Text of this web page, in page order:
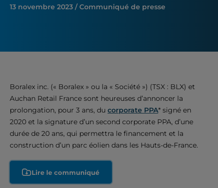
13 novembre 2023 / Communiqué de presse
Boralex inc. (« Boralex » ou la « Société ») (TSX : BLX) et
Auchan Retail France sont heureuses d’annoncer la
prolongation, pour 3 ans, du corporate PPA* signé en
2020 et la signature d’un second corporate PPA, d’une
durée de 20 ans, qui permettra le financement et la
construction d’un parc éolien dans les Hauts-de-France.
Lire le communiqué